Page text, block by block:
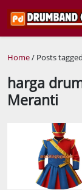
Home/ Posts
harga
Meranti